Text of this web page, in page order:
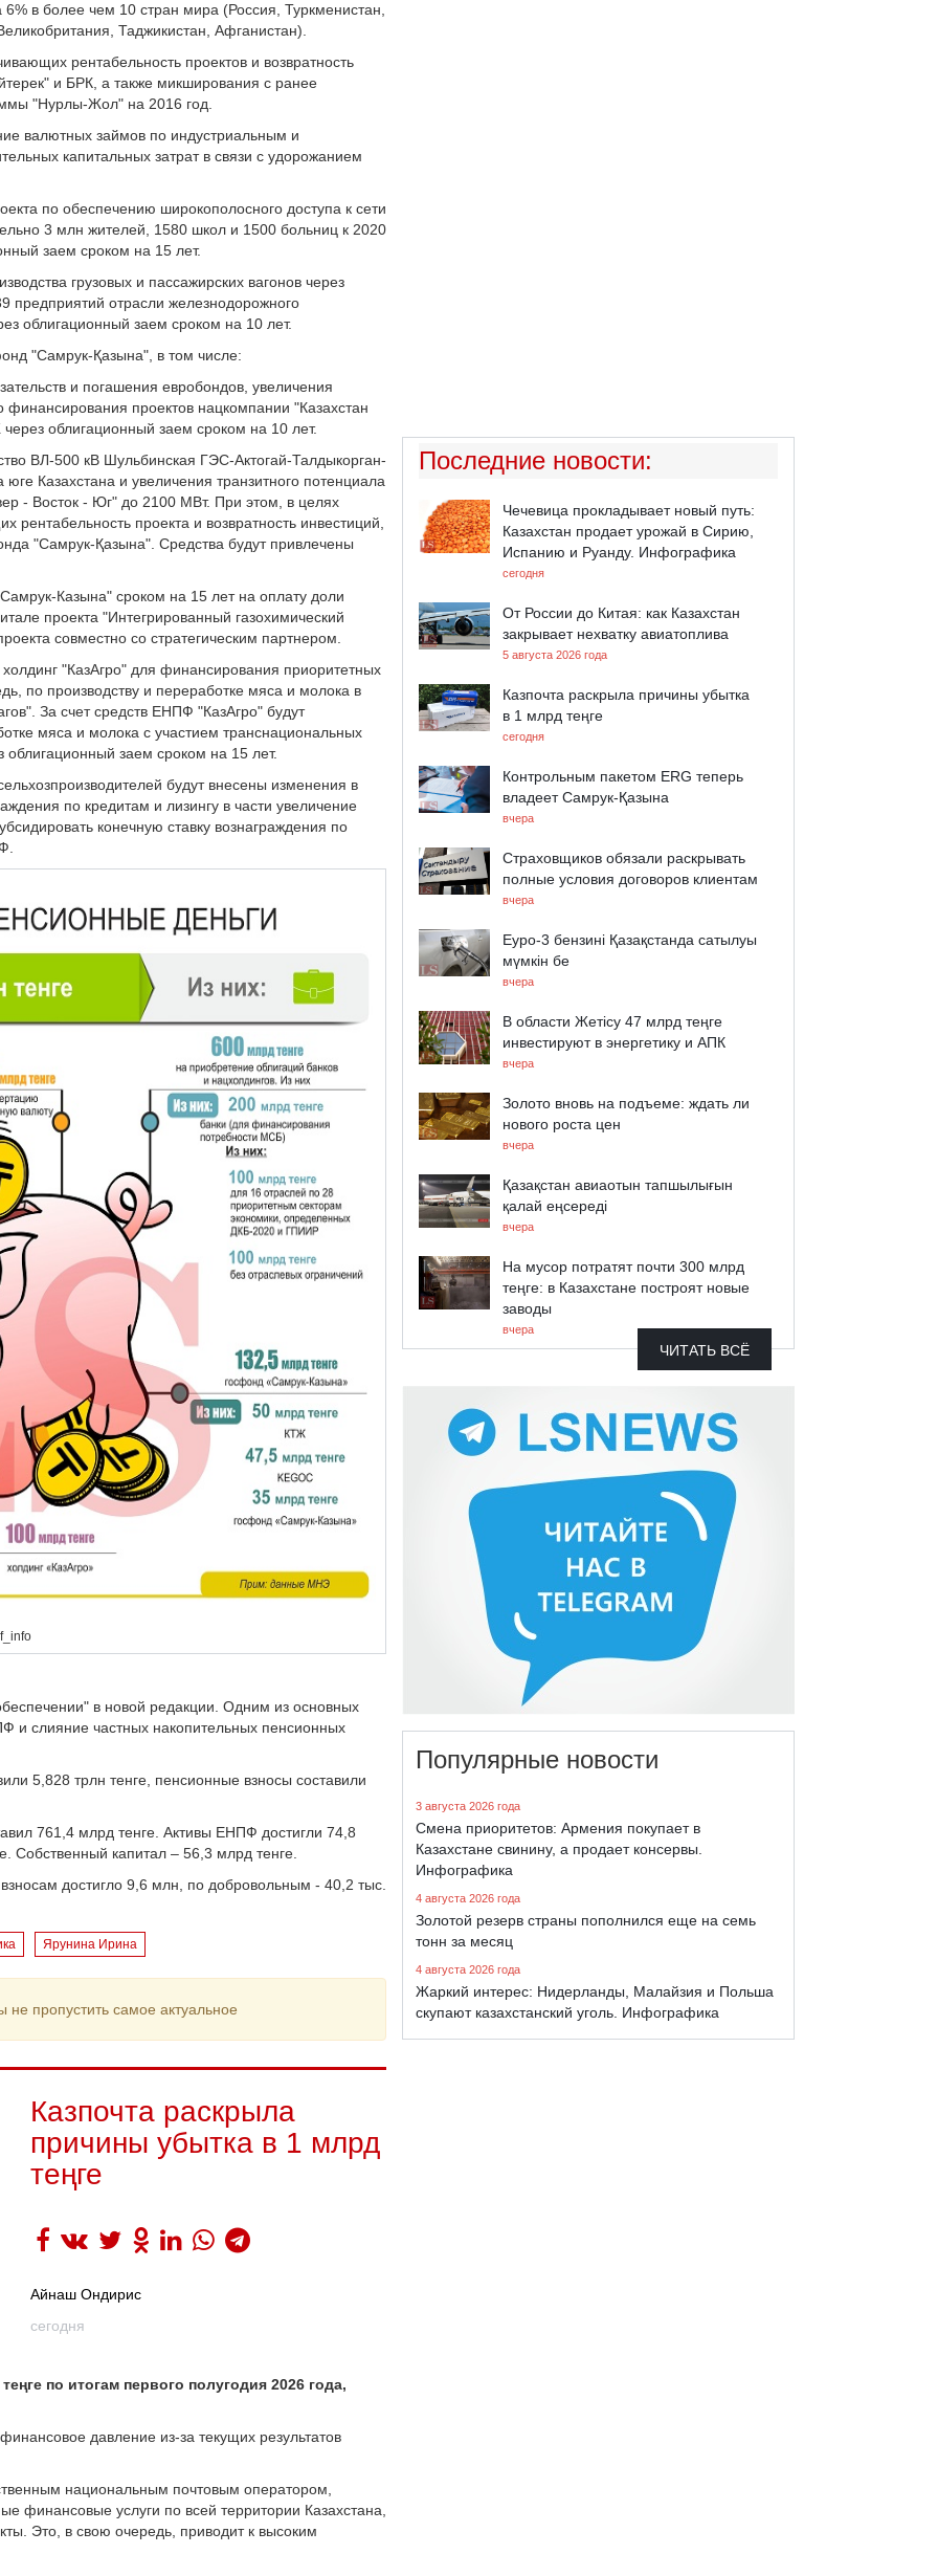
в более чем 10 стран мира (Россия, Туркменистан,
Таджикистан, Афганистан).
рентабельность проектов и возвратность
и БРК, а также микширования с ранее
"Нурлы-Жол" на 2016 год.
валютных займов по индустриальным и
капитальных затрат в связи с удорожанием
по обеспечению широкополосного доступа к сети
3 млн жителей, 1580 школ и 1500 больниц к 2020
заем сроком на 15 лет.
грузовых и пассажирских вагонов через
предприятий отрасли железнодорожного
облигационный заем сроком на 10 лет.
"Самрук-Қазына", в том числе:
и погашения евробондов, увеличения
проектов нацкомпании "Казахстан
облигационный заем сроком на 10 лет.
ВЛ-500 кВ Шульбинская ГЭС-Актогай-Талдыкорган-
Казахстана и увеличения транзитного потенциала
- Восток - Юг" до 2100 МВт. При этом, в целях
проекта и возвратность инвестиций,
"Самрук-Қазына". Средства будут привлечены
Казына" сроком на 15 лет на оплату доли
проекта "Интегрированный газохимический
совместно со стратегическим партнером.
"КазАгро" для финансирования приоритетных
по производству и переработке мяса и молока в
За счет средств ЕНПФ "КазАгро" будут
мяса и молока с участием транснациональных
облигационный заем сроком на 15 лет.
будут внесены изменения в
по кредитам и лизингу в части увеличение
конечную ставку вознаграждения по
в новой редакции. Одним из основных
и слияние частных накопительных пенсионных
5,828 трлн тенге, пенсионные взносы составили
761,4 млрд тенге. Активы ЕНПФ достигли 74,8
Собственный капитал – 56,3 млрд тенге.
достигло 9,6 млн, по добровольным - 40,2 тыс.
Ярунина Ирина
пропустить самое актуальное
Казпочта раскрыла
причины убытка в 1 млрд
теңге
Айнаш Ондирис
сегодня
по итогам первого полугодия 2026 года,
давление из-за текущих результатов
национальным почтовым оператором,
финансовые услуги по всей территории Казахстана,
Это, в свою очередь, приводит к высоким
Последние новости:
Чечевица прокладывает новый путь:
Казахстан продает урожай в Сирию,
Испанию и Руанду. Инфографика
сегодня
От России до Китая: как Казахстан
закрывает нехватку авиатоплива
5 августа 2026 года
Казпочта раскрыла причины убытка
в 1 млрд теңге
сегодня
Контрольным пакетом ERG теперь
владеет Самрук-Қазына
вчера
Страховщиков обязали раскрывать
полные условия договоров клиентам
вчера
Еуро-3 бензині Қазақстанда сатылуы
мүмкін бе
вчера
В области Жетісу 47 млрд теңге
инвестируют в энергетику и АПК
вчера
Золото вновь на подъеме: ждать ли
нового роста цен
вчера
Қазақстан авиаотын тапшылығын
қалай еңсереді
вчера
На мусор потратят почти 300 млрд
теңге: в Казахстане построят новые
заводы
вчера
ЧИТАТЬ ВСЁ
Популярные новости
3 августа 2026 года
Смена приоритетов: Армения покупает в
Казахстане свинину, а продает консервы.
Инфографика
4 августа 2026 года
Золотой резерв страны пополнился еще на семь
тонн за месяц
4 августа 2026 года
Жаркий интерес: Нидерланды, Малайзия и Польша
скупают казахстанский уголь. Инфографика